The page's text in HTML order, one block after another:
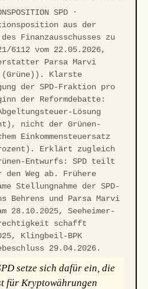
SPD ·
aus der
Finanzausschusses zu
6112 vom 22.05.2026,
Parsa Marvi
(Grüne)). Klarste
der SPD-Fraktion pro
der Reformdebatte:
Lösung
nicht der Grünen-
Einkommensteuersatz
Erklärt zugleich
Entwurfs: SPD teilt
Weg ab. Frühere
Stellungnahme der SPD-
Behrens und Parsa Marvi
28.10.2025, Seeheimer-
schafft
Klingbeil-BPK
29.04.2026.
setze sich dafür ein, die
für Kryptowährungen